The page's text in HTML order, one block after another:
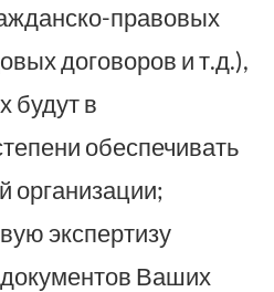
правовых
договоров и т.д.),
будут в
обеспечивать
организации;
экспертизу
Ваших